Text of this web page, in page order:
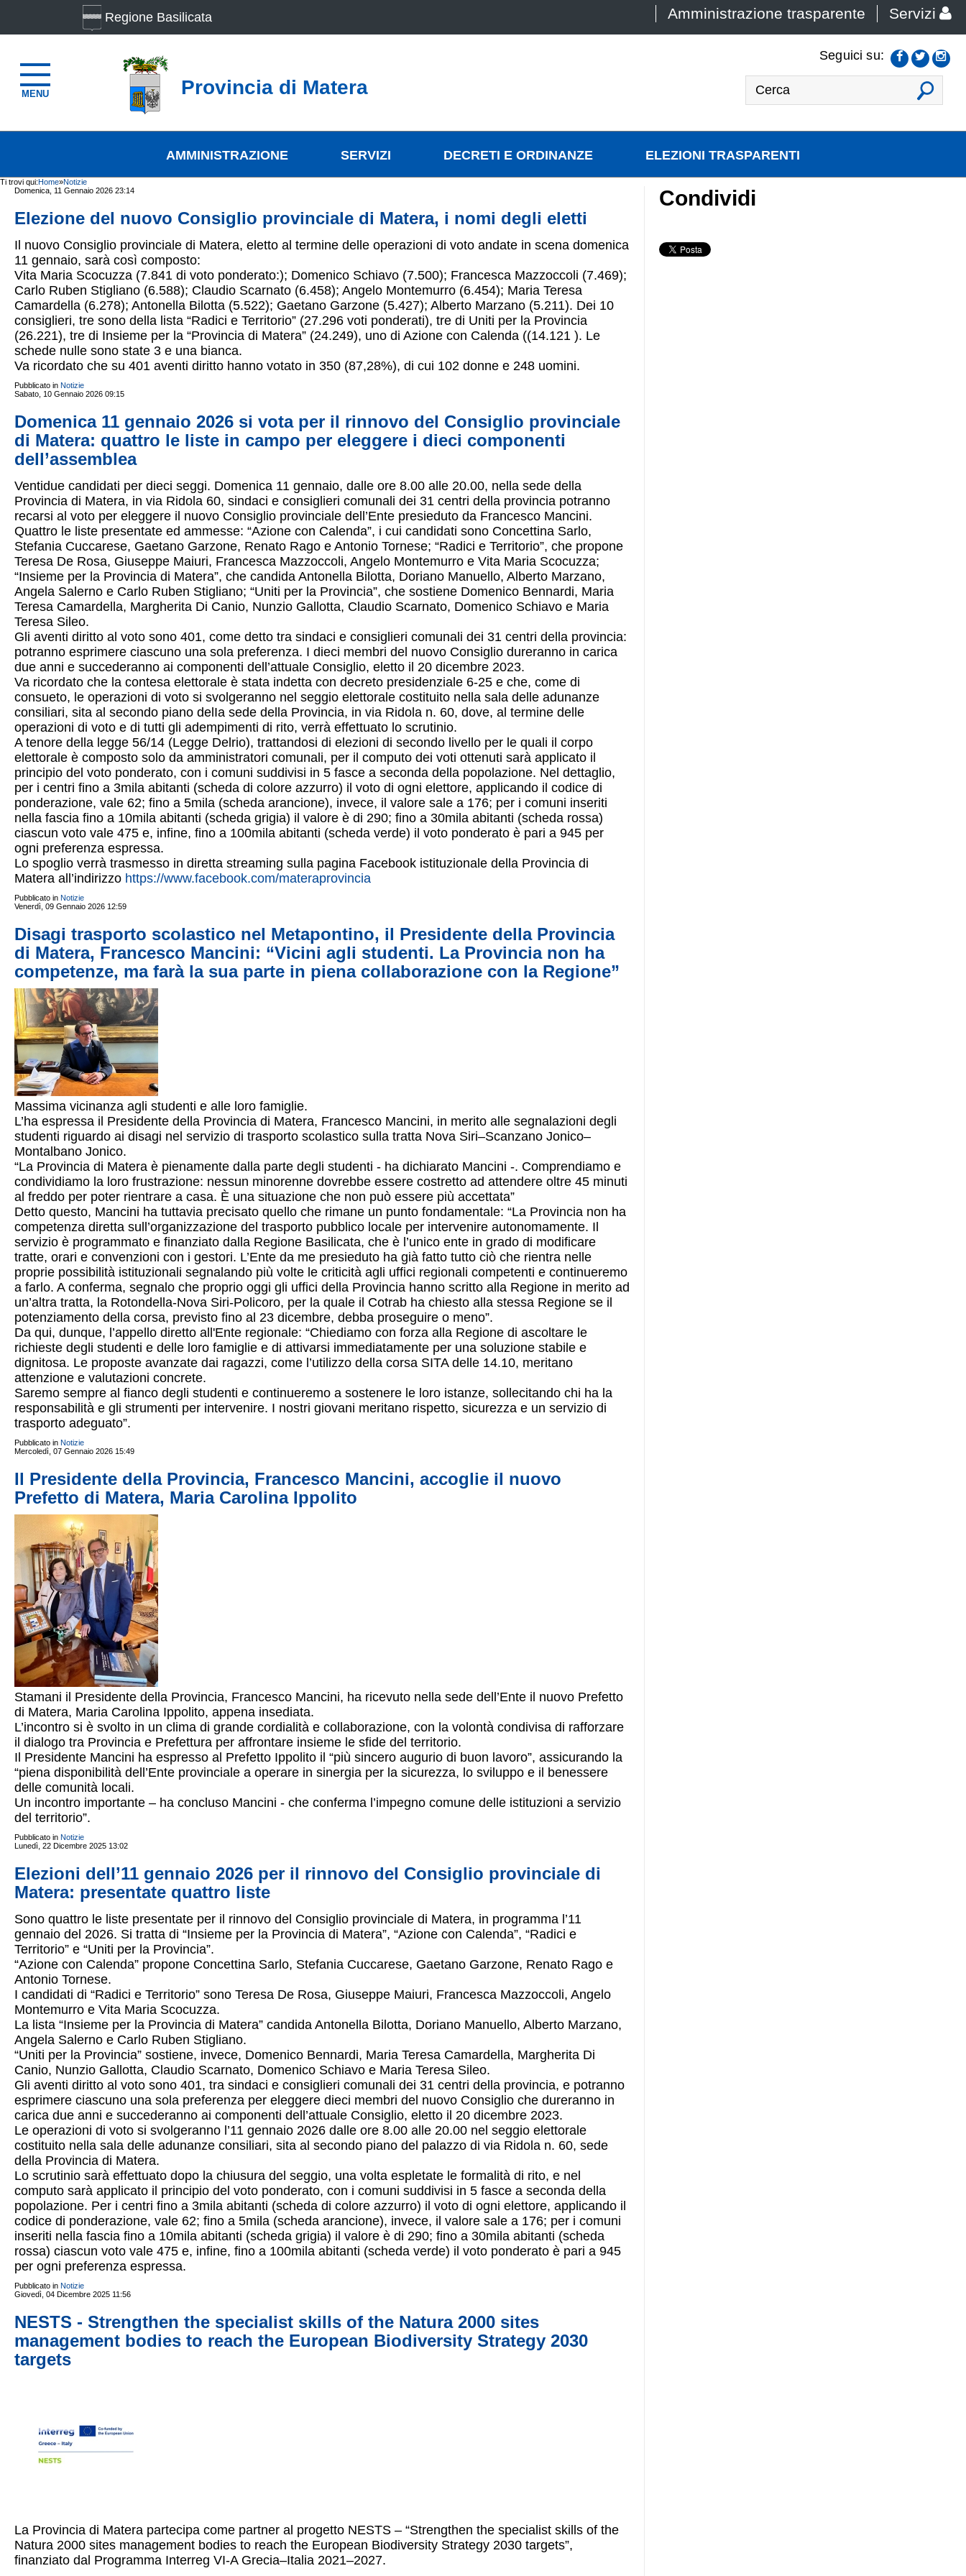
MENU
Regione Basilicata Amministrazione trasparente Servizi
Provincia di Matera VAI
Seguici su:
AMMINISTRAZIONE SERVIZI DECRETI E ORDINANZE ELEZIONI TRASPARENTI
Ti trovi qui:Home»Notizie
Domenica, 11 Gennaio 2026 23:14
Elezione del nuovo Consiglio provinciale di Matera, i nomi degli eletti
Il nuovo Consiglio provinciale di Matera, eletto al termine delle operazioni di voto andate in scena domenica
11 gennaio, sarà così composto:
Vita Maria Scocuzza (7.841 di voto ponderato:); Domenico Schiavo (7.500); Francesca Mazzoccoli (7.469);
Carlo Ruben Stigliano (6.588); Claudio Scarnato (6.458); Angelo Montemurro (6.454); Maria Teresa
Camardella (6.278); Antonella Bilotta (5.522); Gaetano Garzone (5.427); Alberto Marzano (5.211). Dei 10
consiglieri, tre sono della lista “Radici e Territorio” (27.296 voti ponderati), tre di Uniti per la Provincia
(26.221), tre di Insieme per la “Provincia di Matera” (24.249), uno di Azione con Calenda ((14.121 ). Le
schede nulle sono state 3 e una bianca.
Va ricordato che su 401 aventi diritto hanno votato in 350 (87,28%), di cui 102 donne e 248 uomini.
Pubblicato in Notizie
Sabato, 10 Gennaio 2026 09:15
Domenica 11 gennaio 2026 si vota per il rinnovo del Consiglio provinciale
di Matera: quattro le liste in campo per eleggere i dieci componenti
dell’assemblea
Ventidue candidati per dieci seggi. Domenica 11 gennaio, dalle ore 8.00 alle 20.00, nella sede della
Provincia di Matera, in via Ridola 60, sindaci e consiglieri comunali dei 31 centri della provincia potranno
recarsi al voto per eleggere il nuovo Consiglio provinciale dell’Ente presieduto da Francesco Mancini.
Quattro le liste presentate ed ammesse: “Azione con Calenda”, i cui candidati sono Concettina Sarlo,
Stefania Cuccarese, Gaetano Garzone, Renato Rago e Antonio Tornese; “Radici e Territorio”, che propone
Teresa De Rosa, Giuseppe Maiuri, Francesca Mazzoccoli, Angelo Montemurro e Vita Maria Scocuzza;
“Insieme per la Provincia di Matera”, che candida Antonella Bilotta, Doriano Manuello, Alberto Marzano,
Angela Salerno e Carlo Ruben Stigliano; “Uniti per la Provincia”, che sostiene Domenico Bennardi, Maria
Teresa Camardella, Margherita Di Canio, Nunzio Gallotta, Claudio Scarnato, Domenico Schiavo e Maria
Teresa Sileo.
Gli aventi diritto al voto sono 401, come detto tra sindaci e consiglieri comunali dei 31 centri della provincia:
potranno esprimere ciascuno una sola preferenza. I dieci membri del nuovo Consiglio dureranno in carica
due anni e succederanno ai componenti dell’attuale Consiglio, eletto il 20 dicembre 2023.
Va ricordato che la contesa elettorale è stata indetta con decreto presidenziale 6-25 e che, come di
consueto, le operazioni di voto si svolgeranno nel seggio elettorale costituito nella sala delle adunanze
consiliari, sita al secondo piano delIa sede della Provincia, in via Ridola n. 60, dove, al termine delle
operazioni di voto e di tutti gli adempimenti di rito, verrà effettuato lo scrutinio.
A tenore della legge 56/14 (Legge Delrio), trattandosi di elezioni di secondo livello per le quali il corpo
elettorale è composto solo da amministratori comunali, per il computo dei voti ottenuti sarà applicato il
principio del voto ponderato, con i comuni suddivisi in 5 fasce a seconda della popolazione. Nel dettaglio,
per i centri fino a 3mila abitanti (scheda di colore azzurro) il voto di ogni elettore, applicando il codice di
ponderazione, vale 62; fino a 5mila (scheda arancione), invece, il valore sale a 176; per i comuni inseriti
nella fascia fino a 10mila abitanti (scheda grigia) il valore è di 290; fino a 30mila abitanti (scheda rossa)
ciascun voto vale 475 e, infine, fino a 100mila abitanti (scheda verde) il voto ponderato è pari a 945 per
ogni preferenza espressa.
Lo spoglio verrà trasmesso in diretta streaming sulla pagina Facebook istituzionale della Provincia di
Matera all’indirizzo https://www.facebook.com/materaprovincia
Pubblicato in Notizie
Venerdì, 09 Gennaio 2026 12:59
Disagi trasporto scolastico nel Metapontino, il Presidente della Provincia
di Matera, Francesco Mancini: “Vicini agli studenti. La Provincia non ha
competenze, ma farà la sua parte in piena collaborazione con la Regione”
Massima vicinanza agli studenti e alle loro famiglie.
L’ha espressa il Presidente della Provincia di Matera, Francesco Mancini, in merito alle segnalazioni degli
studenti riguardo ai disagi nel servizio di trasporto scolastico sulla tratta Nova Siri–Scanzano Jonico–
Montalbano Jonico.
“La Provincia di Matera è pienamente dalla parte degli studenti - ha dichiarato Mancini -. Comprendiamo e
condividiamo la loro frustrazione: nessun minorenne dovrebbe essere costretto ad attendere oltre 45 minuti
al freddo per poter rientrare a casa. È una situazione che non può essere più accettata”
Detto questo, Mancini ha tuttavia precisato quello che rimane un punto fondamentale: “La Provincia non ha
competenza diretta sull’organizzazione del trasporto pubblico locale per intervenire autonomamente. Il
servizio è programmato e finanziato dalla Regione Basilicata, che è l’unico ente in grado di modificare
tratte, orari e convenzioni con i gestori. L’Ente da me presieduto ha già fatto tutto ciò che rientra nelle
proprie possibilità istituzionali segnalando più volte le criticità agli uffici regionali competenti e continueremo
a farlo. A conferma, segnalo che proprio oggi gli uffici della Provincia hanno scritto alla Regione in merito ad
un’altra tratta, la Rotondella-Nova Siri-Policoro, per la quale il Cotrab ha chiesto alla stessa Regione se il
potenziamento della corsa, previsto fino al 23 dicembre, debba proseguire o meno”.
Da qui, dunque, l’appello diretto all'Ente regionale: “Chiediamo con forza alla Regione di ascoltare le
richieste degli studenti e delle loro famiglie e di attivarsi immediatamente per una soluzione stabile e
dignitosa. Le proposte avanzate dai ragazzi, come l’utilizzo della corsa SITA delle 14.10, meritano
attenzione e valutazioni concrete.
Saremo sempre al fianco degli studenti e continueremo a sostenere le loro istanze, sollecitando chi ha la
responsabilità e gli strumenti per intervenire. I nostri giovani meritano rispetto, sicurezza e un servizio di
trasporto adeguato”.
Pubblicato in Notizie
Mercoledì, 07 Gennaio 2026 15:49
Il Presidente della Provincia, Francesco Mancini, accoglie il nuovo
Prefetto di Matera, Maria Carolina Ippolito
Stamani il Presidente della Provincia, Francesco Mancini, ha ricevuto nella sede dell’Ente il nuovo Prefetto
di Matera, Maria Carolina Ippolito, appena insediata.
L’incontro si è svolto in un clima di grande cordialità e collaborazione, con la volontà condivisa di rafforzare
il dialogo tra Provincia e Prefettura per affrontare insieme le sfide del territorio.
Il Presidente Mancini ha espresso al Prefetto Ippolito il “più sincero augurio di buon lavoro”, assicurando la
“piena disponibilità dell’Ente provinciale a operare in sinergia per la sicurezza, lo sviluppo e il benessere
delle comunità locali.
Un incontro importante – ha concluso Mancini - che conferma l’impegno comune delle istituzioni a servizio
del territorio”.
Pubblicato in Notizie
Lunedì, 22 Dicembre 2025 13:02
Elezioni dell’11 gennaio 2026 per il rinnovo del Consiglio provinciale di
Matera: presentate quattro liste
Sono quattro le liste presentate per il rinnovo del Consiglio provinciale di Matera, in programma l’11
gennaio del 2026. Si tratta di “Insieme per la Provincia di Matera”, “Azione con Calenda”, “Radici e
Territorio” e “Uniti per la Provincia”.
“Azione con Calenda” propone Concettina Sarlo, Stefania Cuccarese, Gaetano Garzone, Renato Rago e
Antonio Tornese.
I candidati di “Radici e Territorio” sono Teresa De Rosa, Giuseppe Maiuri, Francesca Mazzoccoli, Angelo
Montemurro e Vita Maria Scocuzza.
La lista “Insieme per la Provincia di Matera” candida Antonella Bilotta, Doriano Manuello, Alberto Marzano,
Angela Salerno e Carlo Ruben Stigliano.
“Uniti per la Provincia” sostiene, invece, Domenico Bennardi, Maria Teresa Camardella, Margherita Di
Canio, Nunzio Gallotta, Claudio Scarnato, Domenico Schiavo e Maria Teresa Sileo.
Gli aventi diritto al voto sono 401, tra sindaci e consiglieri comunali dei 31 centri della provincia, e potranno
esprimere ciascuno una sola preferenza per eleggere dieci membri del nuovo Consiglio che dureranno in
carica due anni e succederanno ai componenti dell’attuale Consiglio, eletto il 20 dicembre 2023.
Le operazioni di voto si svolgeranno l’11 gennaio 2026 dalle ore 8.00 alle 20.00 nel seggio elettorale
costituito nella sala delle adunanze consiliari, sita al secondo piano del palazzo di via Ridola n. 60, sede
della Provincia di Matera.
Lo scrutinio sarà effettuato dopo la chiusura del seggio, una volta espletate le formalità di rito, e nel
computo sarà applicato il principio del voto ponderato, con i comuni suddivisi in 5 fasce a seconda della
popolazione. Per i centri fino a 3mila abitanti (scheda di colore azzurro) il voto di ogni elettore, applicando il
codice di ponderazione, vale 62; fino a 5mila (scheda arancione), invece, il valore sale a 176; per i comuni
inseriti nella fascia fino a 10mila abitanti (scheda grigia) il valore è di 290; fino a 30mila abitanti (scheda
rossa) ciascun voto vale 475 e, infine, fino a 100mila abitanti (scheda verde) il voto ponderato è pari a 945
per ogni preferenza espressa.
Pubblicato in Notizie
Giovedì, 04 Dicembre 2025 11:56
NESTS - Strengthen the specialist skills of the Natura 2000 sites
management bodies to reach the European Biodiversity Strategy 2030
targets
La Provincia di Matera partecipa come partner al progetto NESTS – “Strengthen the specialist skills of the
Natura 2000 sites management bodies to reach the European Biodiversity Strategy 2030 targets”,
finanziato dal Programma Interreg VI-A Grecia–Italia 2021–2027.
Condividi